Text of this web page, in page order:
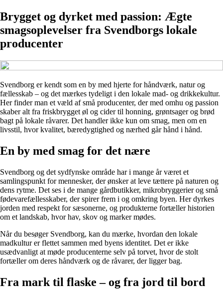
Brygget og dyrket med passion: Ægte
smagsoplevelser fra Svendborgs lokale
producenter
Svendborg er kendt som en by med hjerte for håndværk, natur og
fællesskab – og det mærkes tydeligt i den lokale mad- og drikkekultur.
Her finder man et væld af små producenter, der med omhu og passion
skaber alt fra friskbrygget øl og cider til honning, grøntsager og brød
bagt på lokale råvarer. Det handler ikke kun om smag, men om en
livsstil, hvor kvalitet, bæredygtighed og nærhed går hånd i hånd.
En by med smag for det nære
Svendborg og det sydfynske område har i mange år været et
samlingspunkt for mennesker, der ønsker at leve tættere på naturen og
dens rytme. Det ses i de mange gårdbutikker, mikrobryggerier og små
fødevarefællesskaber, der spirer frem i og omkring byen. Her dyrkes
jorden med respekt for sæsonerne, og produkterne fortæller historien
om et landskab, hvor hav, skov og marker mødes.
Når du besøger Svendborg, kan du mærke, hvordan den lokale
madkultur er flettet sammen med byens identitet. Det er ikke
usædvanligt at møde producenterne selv på torvet, hvor de stolt
fortæller om deres håndværk og de råvarer, der ligger bag.
Fra mark til flaske – og fra jord til bord